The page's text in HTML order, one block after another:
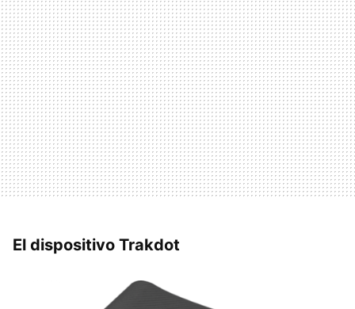
El dispositivo Trakdot